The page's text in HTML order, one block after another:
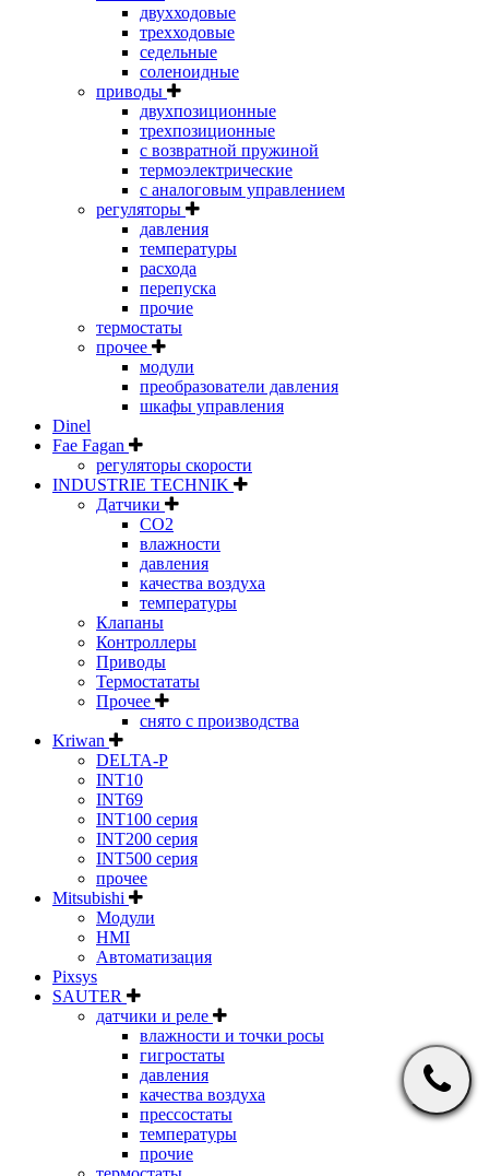
двухходовые
трехходовые
седельные
соленоидные
приводы
двухпозиционные
трехпозиционные
с возвратной пружиной
термоэлектрические
с аналоговым управлением
регуляторы
давления
температуры
расхода
перепуска
прочие
термостаты
прочее
модули
преобразователи давления
шкафы управления
Dinel
Fae Fagan
регуляторы скорости
INDUSTRIE TECHNIK
Датчики
CO2
влажности
давления
качества воздуха
температуры
Клапаны
Контроллеры
Приводы
Термостататы
Прочее
снято с производства
Kriwan
DELTA-P
INT10
INT69
INT100 серия
INT200 серия
INT500 серия
прочее
Mitsubishi
Модули
HMI
Автоматизация
Pixsys
SAUTER
датчики и реле
влажности и точки росы
гигростаты
давления
качества воздуха
прессостаты
температуры
прочие